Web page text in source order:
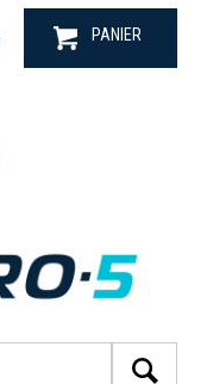
PANIER